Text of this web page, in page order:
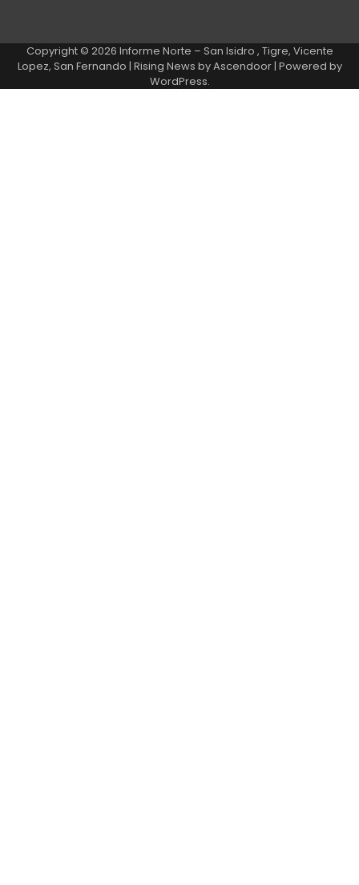
Copyright © 2026 Informe Norte – San Isidro , Tigre, Vicente
Lopez, San Fernando | Rising News byAscendoor| Powered by
WordPress.